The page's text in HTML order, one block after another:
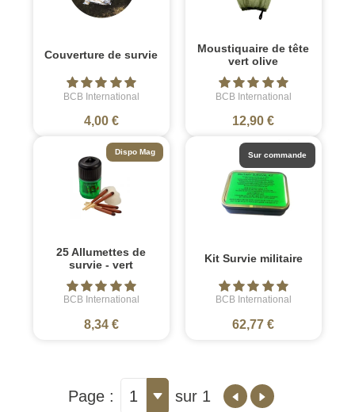
Couverture de survie
BCB International
4,00 €
Moustiquaire de tête
vert olive
BCB International
12,90 €
25 Allumettes de
survie - vert
BCB International
8,34 €
Dispo Mag
Kit Survie militaire
BCB International
62,77 €
Sur commande
Page : 1 sur 1